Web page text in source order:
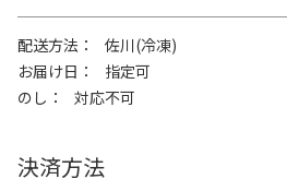
配送方法
佐川(冷凍)
お届け日
指定可
のし
対応不可
決済方法